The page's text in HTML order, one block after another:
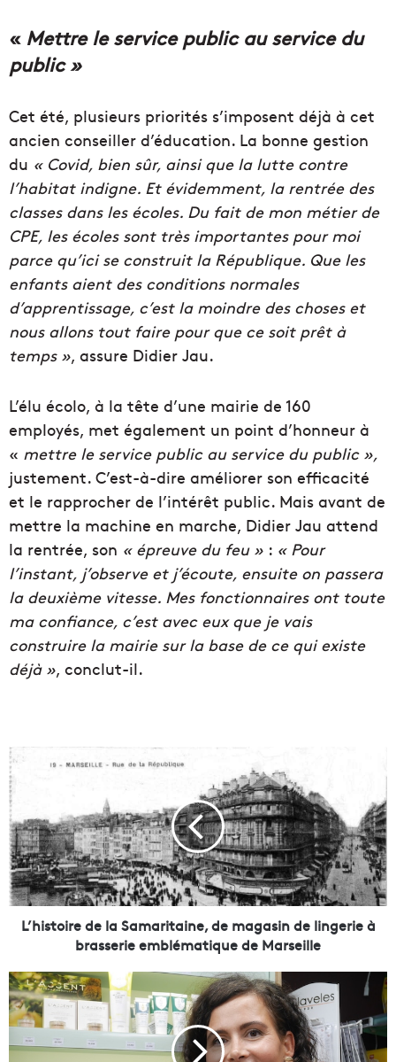
«Mettre le service public au service du
public »
Cet été, plusieurs priorités s’imposent déjà à cet
ancien conseiller d’éducation. La bonne gestion
du « Covid, bien sûr, ainsi que la lutte contre
l’habitat indigne. Et évidemment, la rentrée des
classes dans les écoles. Du fait de mon métier de
CPE, les écoles sont très importantes pour moi
parce qu’ici se construit la République. Que les
enfants aient des conditions normales
d’apprentissage, c’est la moindre des choses et
nous allons tout faire pour que ce soit prêt à
temps », assure Didier Jau.
L’élu écolo, à la tête d’une mairie de 160
employés, met également un point d’honneur à
« mettre le service public au service du public »,
justement. C’est-à-dire améliorer son efficacité
et le rapprocher de l’intérêt public. Mais avant de
mettre la machine en marche, Didier Jau attend
la rentrée, son « épreuve du feu » : « Pour
l’instant, j’observe et j’écoute, ensuite on passera
la deuxième vitesse. Mes fonctionnaires ont toute
ma confiance, c’est avec eux que je vais
construire la mairie sur la base de ce qui existe
déjà », conclut-il.
L
’
h
i
s
t
o
i
r
l
a
S
m
L’histoire de la Samaritaine, de magasin de lingerie à
brasserie emblématique de Marseille
L
’
A
m